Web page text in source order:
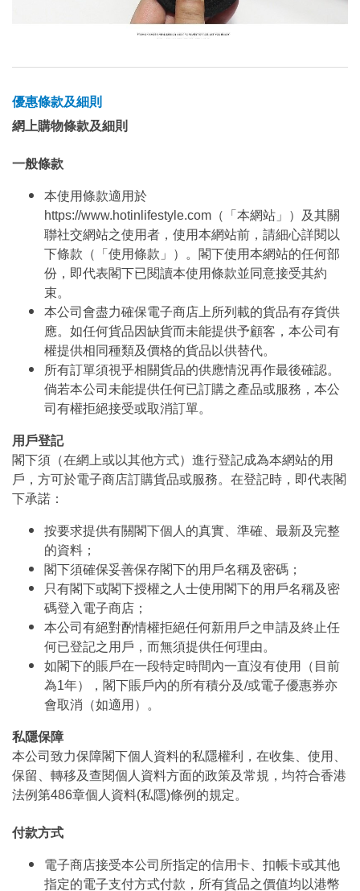
優惠條款及細則
網上購物條款及細則
一般條款
本使用條款適用於
https://www.hotinlifestyle.com（「本網站」）及其關
聯社交網站之使用者，使用本網站前，請細心詳閱以
下條款（「使用條款」）。閣下使用本網站的任何部
份，即代表閣下已閱讀本使用條款並同意接受其約
束。
本公司會盡力確保電子商店上所列載的貨品有存貨供
應。如任何貨品因缺貨而未能提供予顧客，本公司有
權提供相同種類及價格的貨品以供替代。
所有訂單須視乎相關貨品的供應情況再作最後確認。
倘若本公司未能提供任何已訂購之產品或服務，本公
司有權拒絕接受或取消訂單。
用戶登記
閣下須（在網上或以其他方式）進行登記成為本網站的用
戶，方可於電子商店訂購貨品或服務。在登記時，即代表閣
下承諾：
按要求提供有關閣下個人的真實、準確、最新及完整
的資料；
閣下須確保妥善保存閣下的用戶名稱及密碼；
只有閣下或閣下授權之人士使用閣下的用戶名稱及密
碼登入電子商店；
本公司有絕對酌情權拒絕任何新用戶之申請及終止任
何已登記之用戶，而無須提供任何理由。
如閣下的賬戶在一段特定時間內一直沒有使用（目前
為1年），閣下賬戶內的所有積分及/或電子優惠券亦
會取消（如適用）。
私隱保障
本公司致力保障閣下個人資料的私隱權利，在收集、使用、
保留、轉移及查閱個人資料方面的政策及常規，均符合香港
法例第486章個人資料(私隱)條例的規定。
付款方式
電子商店接受本公司所指定的信用卡、扣帳卡或其他
指定的電子支付方式付款，所有貨品之價值均以港幣